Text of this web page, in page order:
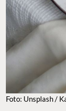
Foto: Unsplash /